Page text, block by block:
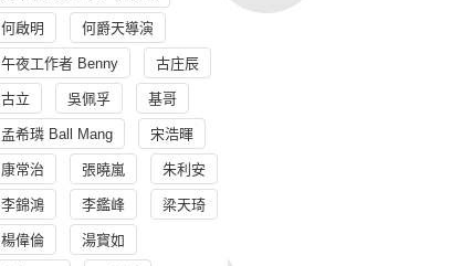
何啟明 何爵天導演
午夜工作者 Benny 古庄辰
古立 吳佩孚 基哥
孟希璘 Ball Mang 宋浩暉
康常治 張曉嵐 朱利安
李錦鴻 李鑑峰 梁天琦
楊偉倫 湯寳如